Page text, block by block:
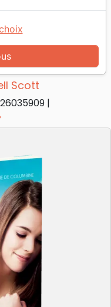
biographies
Scott